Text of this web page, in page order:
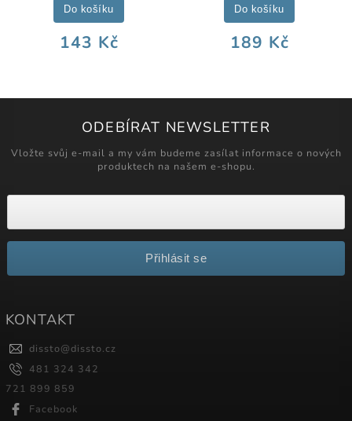
143 Kč
Do košíku
189 Kč
Do košíku
ODEBÍRAT NEWSLETTER
Vložte svůj e-mail a my vám budeme zasílat informace o nových
produktech na našem e-shopu.
Přihlásit se
KONTAKT
dissto@dissto.cz
481 324 342
721 899 859
Facebook